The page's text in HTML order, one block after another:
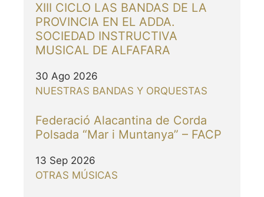
XIII CICLO LAS BANDAS DE LA
PROVINCIA EN EL ADDA.
SOCIEDAD INSTRUCTIVA
MUSICAL DE ALFAFARA
30 Ago 2026
NUESTRAS BANDAS Y ORQUESTAS
Federació Alacantina de Corda
Polsada “Mar i Muntanya” – FACP
13 Sep 2026
OTRAS MÚSICAS